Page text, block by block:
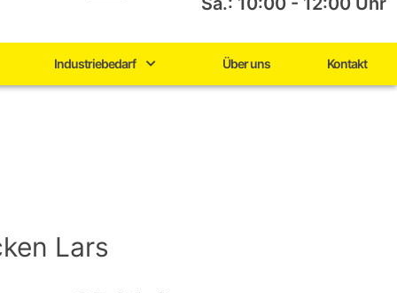
Industriebedarf Über uns Kontakt
Lars